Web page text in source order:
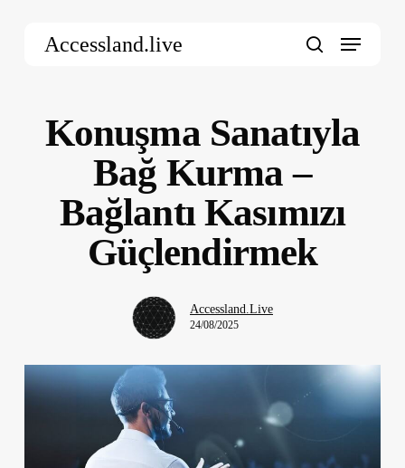
Accessland.live Menu
Konuşma Sanatıyla
Bağ Kurma –
Bağlantı Kasımızı
Güçlendirmek
Accessland.Live
24/08/2025